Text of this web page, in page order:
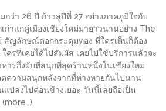
ว่า 26 ปี ก้าวสู่ปีที่ 27 อย่างภาคภูมิใจกับ
ก่าแก่คู่เมืองเชียงใหม่มายาวนานอย่าง The
สัญลักษณ์ดอกกระดุมทอง ที่ใครเห็นก็ต้อง
ครที่เคยได้ไปสัมผัส เคยไปใช้บริการแล้วจะ
หารกึ่งผับที่สนุกที่สุดร้านหนึ่งในเชียงใหม่
ความสนุกหลังจากที่ห่างหายกันไปนาน
แปลงไปค่อนข้างเยอะ วันนี้เลยถือเป็น